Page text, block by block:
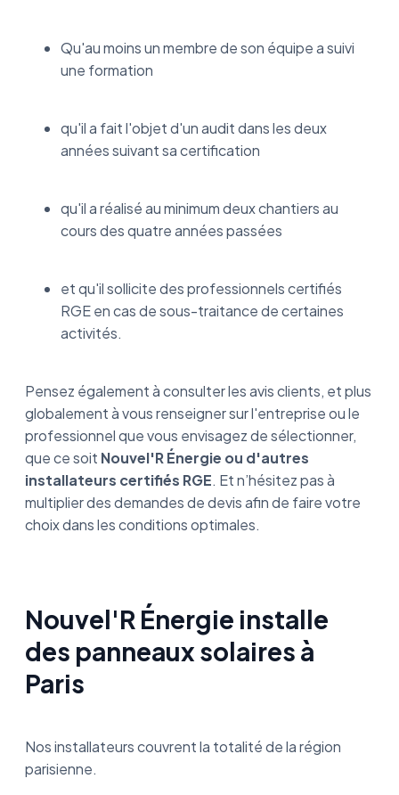
Qu'au moins un membre de son équipe a suivi
une formation
qu'il a fait l'objet d'un audit dans les deux
années suivant sa certification
qu'il a réalisé au minimum deux chantiers au
cours des quatre années passées
et qu'il sollicite des professionnels certifiés
RGE en cas de sous-traitance de certaines
activités.
Pensez également à consulter les avis clients, et plus
globalement à vous renseigner sur l'entreprise ou le
professionnel que vous envisagez de sélectionner,
que ce soit Nouvel'R Énergie ou d'autres
installateurs certifiés RGE. Et n’hésitez pas à
multiplier des demandes de devis afin de faire votre
choix dans les conditions optimales.
Nouvel'R Énergie installe
des panneaux solaires à
Paris
Nos installateurs couvrent la totalité de la région
parisienne.